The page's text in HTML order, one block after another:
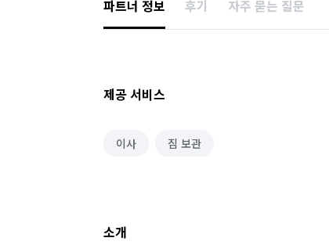
파트너 정보 후기 자주 묻는 질문
제공 서비스
이사 짐 보관
소개